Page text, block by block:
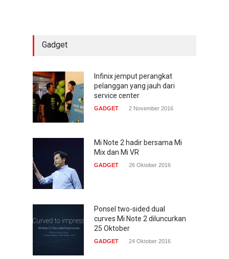
pandangan mata
TECH SPEC 8 Januari 2017
gencar
COMPUTING & SOFTWARE
Gadget
Infinix jemput perangkat
pelanggan yang jauh dari
service center
GADGET 2 November 2016
Mi Note 2 hadir bersama Mi
Mix dan Mi VR
GADGET 26 Oktober 2016
Ponsel two-sided dual
curves Mi Note 2 diluncurkan
25 Oktober
GADGET 24 Oktober 2016